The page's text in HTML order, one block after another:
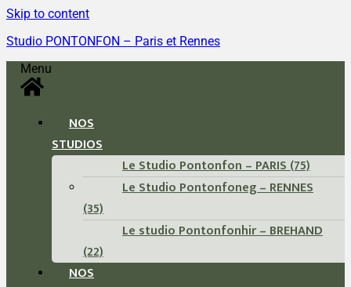
Skip to content
Studio PONTONFON – Paris et Rennes
Menu
NOS
STUDIOS
Le Studio Pontonfon – PARIS (75)
Le Studio Pontonfoneg – RENNES
(35)
Le studio Pontonfonhir – BREHAND
(22)
NOS